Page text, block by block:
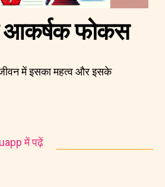
आकर्षक फोकस
में इसका महत्व और इसके
में पढ़ें